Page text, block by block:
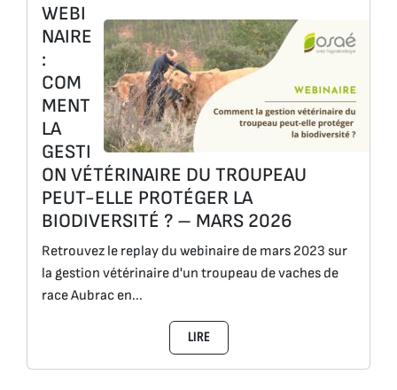
WEBI
NAIRE
:
COM
MENT
LA
GESTI
ON VÉTÉRINAIRE DU TROUPEAU
PEUT-ELLE PROTÉGER LA
BIODIVERSITÉ ? – MARS 2026
Retrouvez le replay du webinaire de mars 2023 sur
la gestion vétérinaire d'un troupeau de vaches de
race Aubrac en...
LIRE